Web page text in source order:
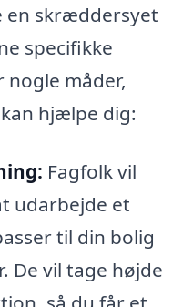
en skræddersyet
specifikke
nogle måder,
hjælpe dig:
Fagfolk vil
udarbejde et
til din bolig
De vil tage højde